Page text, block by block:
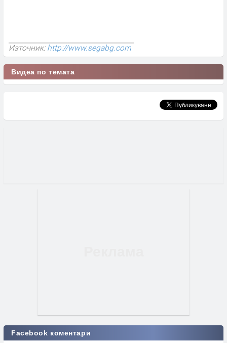
Източник:http://www.segabg.com
Видеа по темата
Facebook коментари